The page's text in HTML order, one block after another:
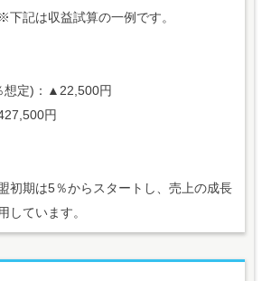
下記は収益試算の一例です。
想定)：▲22,500円
円
初期は5％からスタートし、売上の成長
しています。